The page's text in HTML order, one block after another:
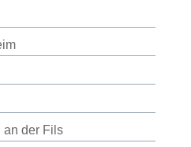
an der Fils